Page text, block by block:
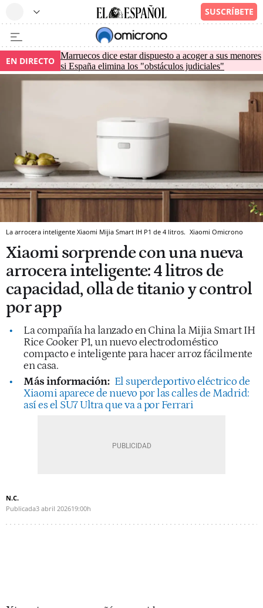
EN DIRECTO Marruecos dice estar dispuesto a acoger a sus menores
si España elimina los "obstáculos judiciales"
La arrocera inteligente Xiaomi Mijia Smart IH P1 de 4 litros. Xiaomi Omicrono
Xiaomi sorprende con una nueva
arrocera inteligente: 4 litros de
capacidad, olla de titanio y control
por app
La compañía ha lanzado en China la Mijia Smart IH
Rice Cooker P1, un nuevo electrodoméstico
compacto e inteligente para hacer arroz fácilmente
en casa.
Más información: El superdeportivo eléctrico de
Xiaomi aparece de nuevo por las calles de Madrid:
así es el SU7 Ultra que va a por Ferrari
N.C.
Publicada3 abril 202619:00h